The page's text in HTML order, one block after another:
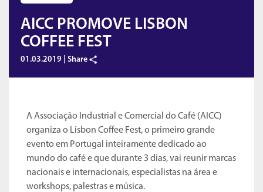
AICC PROMOVE LISBON
COFFEE FEST
01.03.2019 | Share
A Associação Industrial e Comercial do Café (AICC)
organiza o Lisbon Coffee Fest, o primeiro grande
evento em Portugal inteiramente dedicado ao
mundo do café e que durante 3 dias, vai reunir marcas
nacionais e internacionais, especialistas na área e
workshops, palestras e música.